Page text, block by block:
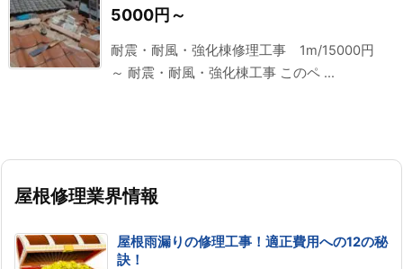
5000円～
耐震・耐風・強化棟修理工事 1m/15000円
～ 耐震・耐風・強化棟工事 このペ ...
屋根修理業界情報
屋根雨漏りの修理工事！適正費用への12の秘
訣！